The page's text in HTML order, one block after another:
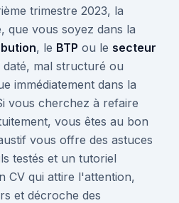
trimestre 2023, la
que vous soyez dans la
, le BTP ou le secteur
daté, mal structuré ou
immédiatement dans la
vous cherchez à refaire
vous êtes au bon
vous offre des astuces
testés et un tutoriel
CV qui attire l'attention,
et décroche des